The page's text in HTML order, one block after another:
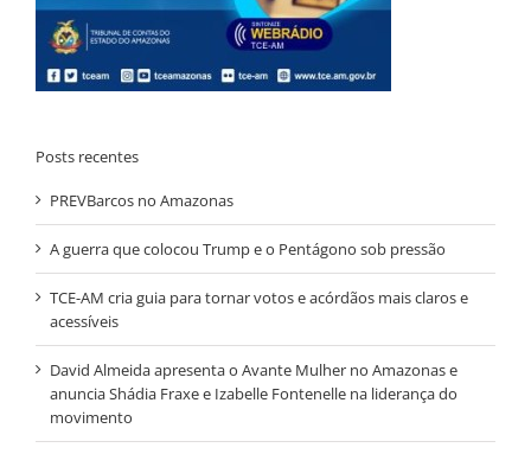
Posts recentes
PREVBarcos no Amazonas
A guerra que colocou Trump e o Pentágono sob pressão
TCE-AM cria guia para tornar votos e acórdãos mais claros e
acessíveis
David Almeida apresenta o Avante Mulher no Amazonas e
anuncia Shádia Fraxe e Izabelle Fontenelle na liderança do
movimento